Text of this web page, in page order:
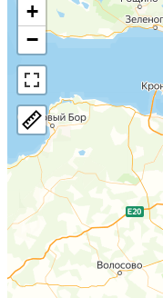
+
−